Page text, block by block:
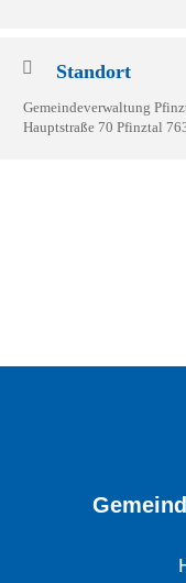
Standort
Gemeindeverwaltung
Hauptstraße 70 Pfinztal